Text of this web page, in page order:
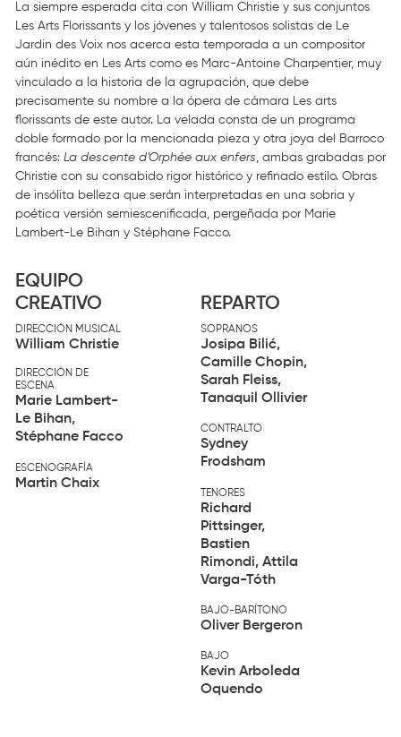
La siempre esperada cita con William Christie y sus conjuntos
Les Arts Florissants y los jóvenes y talentosos solistas de Le
Jardin des Voix nos acerca esta temporada a un compositor
aún inédito en Les Arts como es Marc-Antoine Charpentier, muy
vinculado a la historia de la agrupación, que debe
precisamente su nombre a la ópera de cámara Les arts
florissants de este autor. La velada consta de un programa
doble formado por la mencionada pieza y otra joya del Barroco
francés: La descente d’Orphée aux enfers, ambas grabadas por
Christie con su consabido rigor histórico y refinado estilo. Obras
de insólita belleza que serán interpretadas en una sobria y
poética versión semiescenificada, pergeñada por Marie
Lambert-Le Bihan y Stéphane Facco.
EQUIPO
CREATIVO
DIRECCIÓN MUSICAL
William Christie
DIRECCIÓN DE
ESCENA
Marie Lambert-
Le Bihan,
Stéphane Facco
ESCENOGRAFÍA
Martin Chaix
REPARTO
SOPRANOS
Josipa Bilić,
Camille Chopin,
Sarah Fleiss,
Tanaquil Ollivier
CONTRALTO
Sydney
Frodsham
TENORES
Richard
Pittsinger,
Bastien
Rimondi, Attila
Varga-Tóth
BAJO-BARÍTONO
Oliver Bergeron
BAJO
Kevin Arboleda
Oquendo